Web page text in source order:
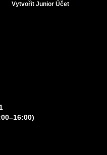
Vytvořit Junior Účet